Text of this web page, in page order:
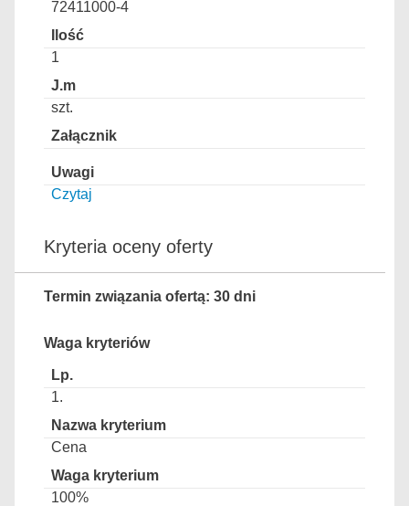
72411000-4
1
szt.
Czytaj
Kryteria oceny oferty
Termin związania ofertą: 30 dni
Waga kryteriów
1.
Cena
100%